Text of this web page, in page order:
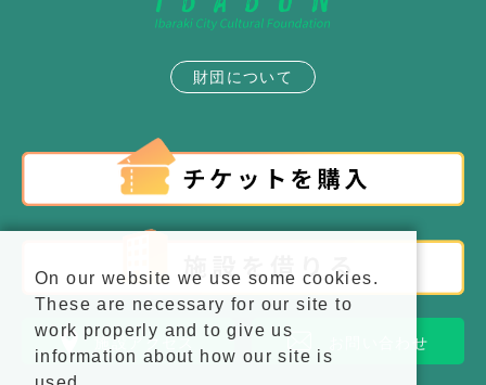
財団について
施設アクセス お問い合わせ
On our website we use some cookies.
These are necessary for our site to
work properly and to give us
information about how our site is